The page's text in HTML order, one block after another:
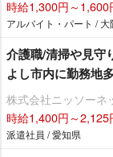
時給1,300円～1,600
アルバイト・パート / 大
介護職/清掃や見守
よし市内に勤務地
株式会社ニッソーネ
時給1,400円～2,125
派遣社員 / 愛知県